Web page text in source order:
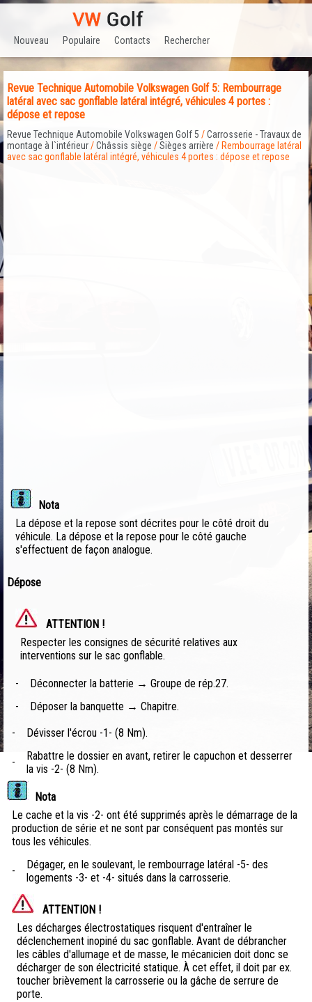
Nouveau Populaire Contacts Rechercher
Revue Technique Automobile Volkswagen Golf 5: Rembourrage
latéral avec sac gonflable latéral intégré, véhicules 4 portes :
dépose et repose
Revue Technique Automobile Volkswagen Golf 5 /Carrosserie - Travaux de
montage à l`intérieur/Châssis siège /Sièges arrière / Rembourrage latéral
avec sac gonflable latéral intégré, véhicules 4 portes : dépose et repose
Nota
La dépose et la repose sont décrites pour le côté droit du
véhicule. La dépose et la repose pour le côté gauche
s'effectuent de façon analogue.
Dépose
ATTENTION !
Respecter les consignes de sécurité relatives aux
interventions sur le sac gonflable.
-
Déconnecter la batterie → Groupe de rép.27.
-
Déposer la banquette → Chapitre.
-
Dévisser l'écrou -1- (8 Nm).
-
Rabattre le dossier en avant, retirer le capuchon et desserrer
la vis -2- (8 Nm).
Nota
Le cache et la vis -2- ont été supprimés après le démarrage de la
production de série et ne sont par conséquent pas montés sur
tous les véhicules.
-
Dégager, en le soulevant, le rembourrage latéral -5- des
logements -3- et -4- situés dans la carrosserie.
ATTENTION !
Les décharges électrostatiques risquent d'entraîner le
déclenchement inopiné du sac gonflable. Avant de débrancher
les câbles d'allumage et de masse, le mécanicien doit donc se
décharger de son électricité statique. À cet effet, il doit par ex.
toucher brièvement la carrosserie ou la gâche de serrure de
porte.